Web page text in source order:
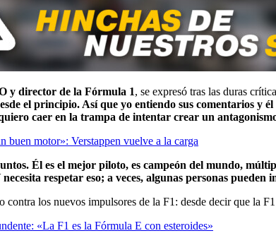
y director de la Fórmula 1, se expresó tras las duras
el principio. Así que yo entiendo sus comentarios
caer en la trampa de intentar crear un
buen motor»: Verstappen vuelve a la carga
Él es el mejor piloto, es campeón del mundo,
respetar eso; a veces, algunas personas
contra los nuevos impulsores de la F1: desde decir que la F1
«La F1 es la Fórmula E con esteroides»